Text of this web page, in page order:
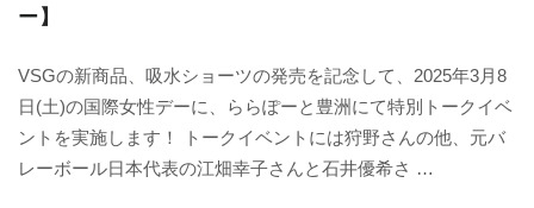
ー】
VSGの新商品、吸水ショーツの発売を記念して、2025年3月8
日(土)の国際女性デーに、ららぽーと豊洲にて特別トークイベ
ントを実施します！ トークイベントには狩野さんの他、元バ
レーボール日本代表の江畑幸子さんと石井優希さ …